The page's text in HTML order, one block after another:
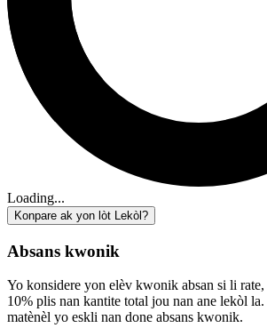
Loading...
Konpare ak yon lòt Lekòl?
Absans kwonik
Yo konsidere yon elèv kwonik absan si li
10% plis nan kantite total jou nan ane lekòl
matènèl yo eskli nan done absans kwonik.